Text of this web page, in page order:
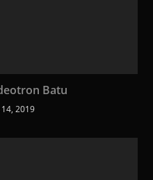
Batu
2019